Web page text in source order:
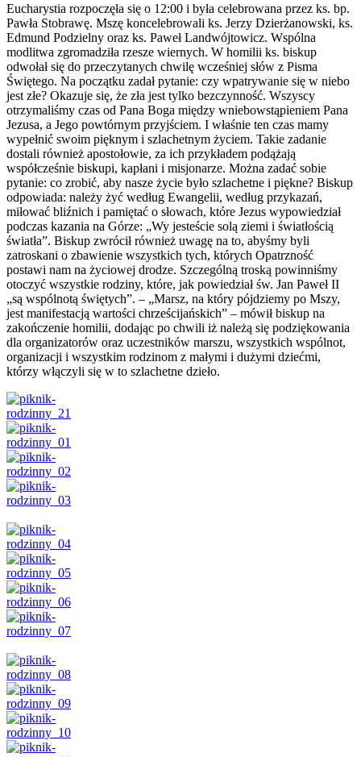
Eucharystia rozpoczęła się o 12:00 i była celebrowana przez ks. bp.
Pawła Stobrawę. Mszę koncelebrowali ks. Jerzy Dzierżanowski, ks.
Edmund Podzielny oraz ks. Paweł Landwójtowicz. Wspólna
modlitwa zgromadziła rzesze wiernych. W homilii ks. biskup
odwołał się do przeczytanych chwilę wcześniej słów z Pisma
Świętego. Na początku zadał pytanie: czy wpatrywanie się w niebo
jest złe? Okazuje się, że zła jest tylko bezczynność. Wszyscy
otrzymaliśmy czas od Pana Boga między wniebowstąpieniem Pana
Jezusa, a Jego powtórnym przyjściem. I właśnie ten czas mamy
wypełnić swoim pięknym i szlachetnym życiem. Takie zadanie
dostali również apostołowie, za ich przykładem podążają
współcześnie biskupi, kapłani i misjonarze. Można zadać sobie
pytanie: co zrobić, aby nasze życie było szlachetne i piękne? Biskup
odpowiada: należy żyć według Ewangelii, według przykazań,
miłować bliźnich i pamiętać o słowach, które Jezus wypowiedział
podczas kazania na Górze: „Wy jesteście solą ziemi i światłością
światła”. Biskup zwrócił również uwagę na to, abyśmy byli
zatroskani o zbawienie wszystkich tych, których Opatrzność
postawi nam na życiowej drodze. Szczególną troską powinniśmy
otoczyć wszystkie rodziny, które, jak powiedział św. Jan Paweł II
„są wspólnotą świętych”. – „Marsz, na który pójdziemy po Mszy,
jest manifestacją wartości chrześcijańskich” – mówił biskup na
zakończenie homilii, dodając po chwili iż należą się podziękowania
dla organizatorów oraz uczestników marszu, wszystkich wspólnot,
organizacji i wszystkim rodzinom z małymi i dużymi dziećmi,
którzy włączyli się w to szlachetne dzieło.